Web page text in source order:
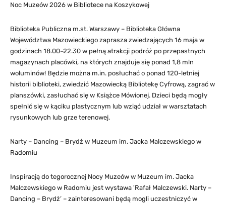
Noc Muzeów 2026 w Bibliotece na Koszykowej
Biblioteka Publiczna m.st. Warszawy – Biblioteka Główna
Województwa Mazowieckiego zaprasza zwiedzających 16 maja w
godzinach 18.00–22.30 w pełną atrakcji podróż po przepastnych
magazynach placówki, na których znajduje się ponad 1,8 mln
woluminów! Będzie można m.in. posłuchać o ponad 120-letniej
historii biblioteki, zwiedzić Mazowiecką Bibliotekę Cyfrową, zagrać w
planszówki, zasłuchać się w Książce Mówionej. Dzieci będą mogły
spełnić się w kąciku plastycznym lub wziąć udział w warsztatach
rysunkowych lub grze terenowej.
Narty – Dancing – Brydż w Muzeum im. Jacka Malczewskiego w
Radomiu
Inspiracją do tegorocznej Nocy Muzeów w Muzeum im. Jacka
Malczewskiego w Radomiu jest wystawa 'Rafał Malczewski. Narty –
Dancing – Brydż’ – zainteresowani będą mogli uczestniczyć w